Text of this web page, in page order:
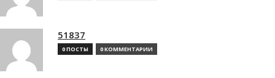
51837
0 ПОСТЫ 0 КОММЕНТАРИИ